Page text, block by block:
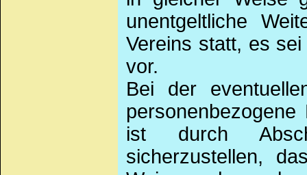
unentgeltliche
Vereins statt, es
vor.
Bei der
ist durch
sicherzustellen,